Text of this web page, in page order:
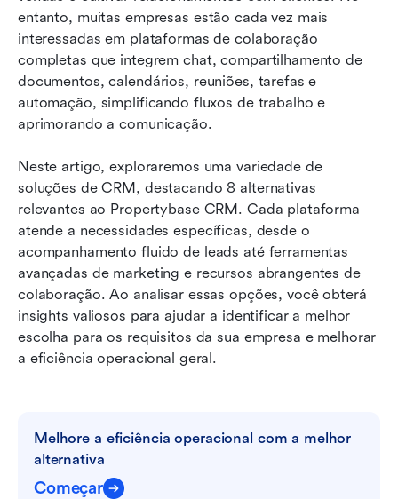
entanto, muitas empresas estão cada vez mais
interessadas em plataformas de colaboração
completas que integrem chat, compartilhamento de
documentos, calendários, reuniões, tarefas e
automação, simplificando fluxos de trabalho e
aprimorando a comunicação.
Neste artigo, exploraremos uma variedade de
soluções de CRM, destacando 8 alternativas
relevantes ao Propertybase CRM. Cada plataforma
atende a necessidades específicas, desde o
acompanhamento fluido de leads até ferramentas
avançadas de marketing e recursos abrangentes de
colaboração. Ao analisar essas opções, você obterá
insights valiosos para ajudar a identificar a melhor
escolha para os requisitos da sua empresa e melhorar
a eficiência operacional geral.
Melhore a eficiência operacional com a melhor
alternativa
Começar